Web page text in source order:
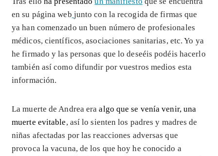
en su página web junto con la recogida de firmas que
ya han comenzado un buen número de profesionales
médicos, científicos, asociaciones sanitarias, etc. Yo ya
he firmado y las personas que lo deseéis podéis hacerlo
también así como difundir por vuestros medios esta
información.
La muerte de Andrea eraalgo que se venía venir, una
muerte evitable, así lo sienten los padres y madres de
niñas afectadas por las reacciones adversas que
provoca la vacuna, de los que hoy he conocido a